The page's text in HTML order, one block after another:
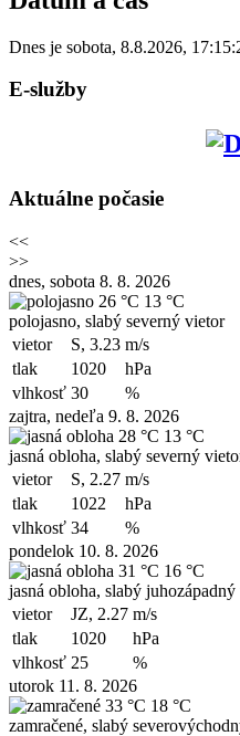
Dnes je sobota, 8.8.2026,
E-služby
Aktuálne počasie
<<
>>
dnes, sobota 8. 8. 2026
26 °C 13 °C
polojasno, slabý severný vietor
vietor
S, 3.23 m/s
tlak
1020
hPa
vlhkosť 30
%
zajtra, nedeľa 9. 8. 2026
28 °C 13 °C
jasná obloha, slabý severný
vietor
S, 2.27 m/s
tlak
1022
hPa
vlhkosť 34
%
pondelok 10. 8. 2026
31 °C 16 °C
jasná obloha, slabý
vietor
JZ, 2.27 m/s
tlak
1020
hPa
vlhkosť 25
%
utorok 11. 8. 2026
33 °C 18 °C
zamračené, slabý